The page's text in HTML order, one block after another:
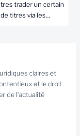
trader un certain
titres via les…
claires et
et le droit
de l’actualité